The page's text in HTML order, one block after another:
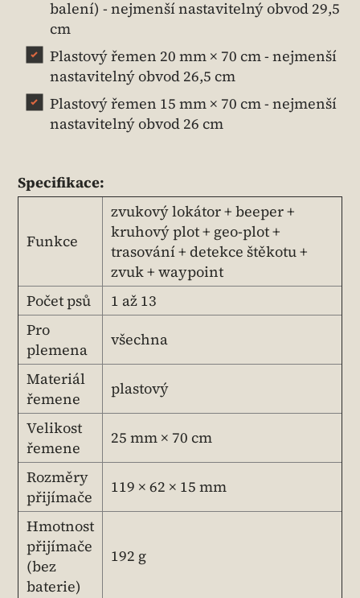
balení) - nejmenší nastavitelný obvod 29,5
cm
Plastový řemen 20 mm × 70 cm - nejmenší
nastavitelný obvod 26,5 cm
Plastový řemen 15 mm × 70 cm - nejmenší
nastavitelný obvod 26 cm
Specifikace:
Funkce
zvukový lokátor + beeper +
kruhový plot + geo-plot +
trasování + detekce štěkotu +
zvuk + waypoint
Počet psů
1 až 13
Pro
plemena
všechna
Materiál
řemene
plastový
Velikost
řemene
25 mm × 70 cm
Rozměry
přijímače
119 × 62 × 15 mm
Hmotnost
přijímače
(bez
baterie)
192 g